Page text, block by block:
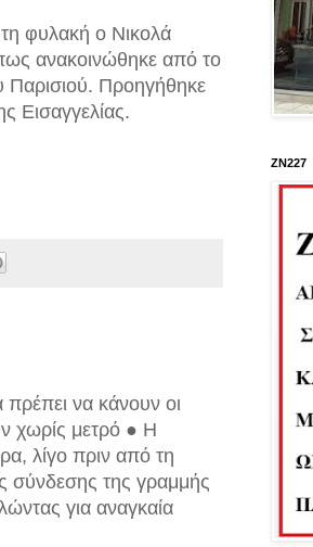
φυλακή ο Νικολά
ανακοινώθηκε από το
Παρισιού. Προηγήθηκε
Εισαγγελίας.
να κάνουν οι
χωρίς μετρό ● Η
λίγο πριν από τη
σύνδεσης της γραμμής
για αναγκαία
ΖΝ227